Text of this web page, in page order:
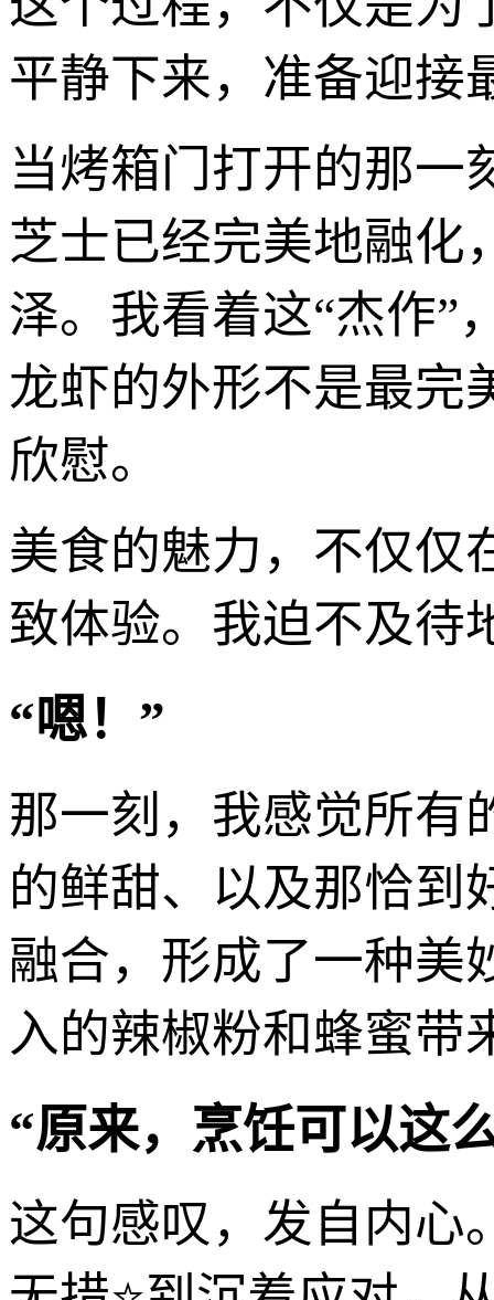
平静下来，准备迎接
当烤箱门打开的那一
芝士已经完美地融化
泽。我看着这“杰作”
龙虾的外形不是最完
欣慰。
美食的魅力，不仅仅
致体验。我迫不及待
“嗯！”
那一刻，我感觉所有
的鲜甜、以及那恰到
融合，形成了一种美
入的辣椒粉和蜂蜜带
“原来，烹饪可以这
这句感叹，发自内心